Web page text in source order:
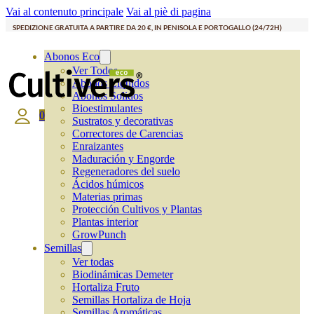
Vai al contenuto principale Vai al piè di pagina
SPEDIZIONE GRATUITA A PARTIRE DA 20 €, IN PENISOLA E PORTOGALLO (24/72H)
Abonos Eco
Ver Todos
Abonos Líquidos
Abonos Solidos
Bioestimulantes
Sustratos y decorativas
Correctores de Carencias
Enraizantes
Maduración y Engorde
Regeneradores del suelo
Ácidos húmicos
Materias primas
Protección Cultivos y Plantas
Plantas interior
GrowPunch
Semillas
Ver todas
Biodinámicas Demeter
Hortaliza Fruto
Semillas Hortaliza de Hoja
0